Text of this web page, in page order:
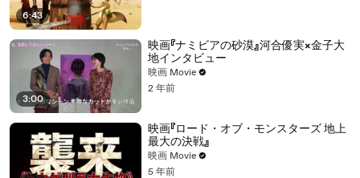
6:43
3:00
映画『ナミビアの砂漠』河合優実×金子大
地インタビュー
映画 Movie
2 年前
映画『ロード・オブ・モンスターズ 地上
最大の決戦』
映画 Movie
5 年前